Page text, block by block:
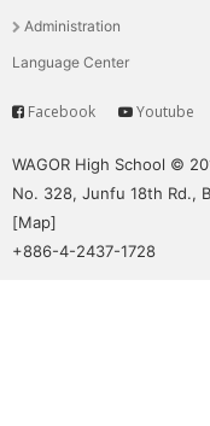
單Administration
Language Center
Service
Facebook Youtube
WAGOR High School ©
No. 328, Junfu 18th Rd.,
[Map]
+886-4-2437-1728